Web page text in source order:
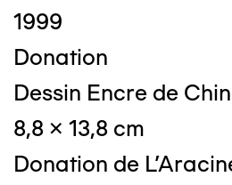
1999
Donation
Dessin Encre de
8,8 x 13,8 cm
Donation de